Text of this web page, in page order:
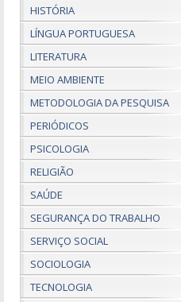
HISTÓRIA
LÍNGUA PORTUGUESA
LITERATURA
MEIO AMBIENTE
METODOLOGIA DA PESQUISA
PERIÓDICOS
PSICOLOGIA
RELIGIÃO
SAÚDE
SEGURANÇA DO TRABALHO
SERVIÇO SOCIAL
SOCIOLOGIA
TECNOLOGIA